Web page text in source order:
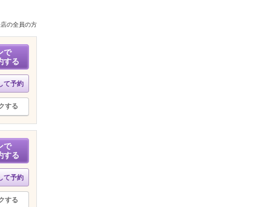
の全員の方
で
する
て予約
する
で
する
て予約
する